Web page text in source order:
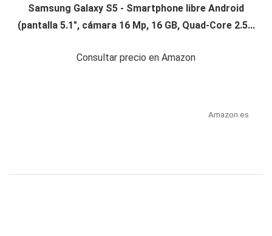
Samsung Galaxy S5 - Smartphone libre Android
(pantalla 5.1", cámara 16 Mp, 16 GB, Quad-Core 2.5...
Consultar precio en Amazon
Amazon.es